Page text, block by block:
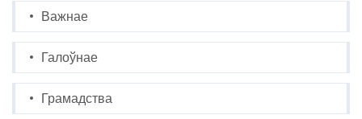
Важнае
Галоўнае
Грамадства